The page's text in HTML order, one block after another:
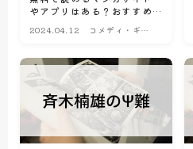
やアプリはある？おすすめ
電子書籍・コミック配信サ
ービスのサブスク比較情報
2024.04.12
コメディ・ギャ